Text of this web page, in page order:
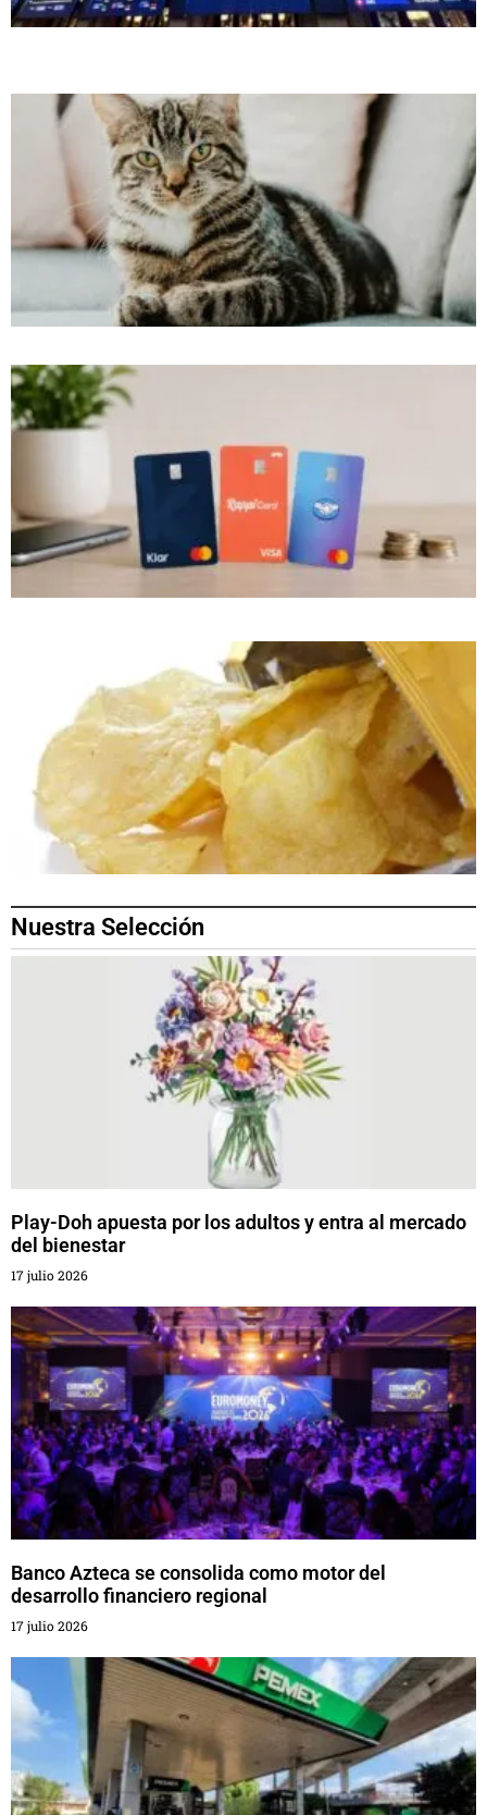
Nuestra Selección
Play-Doh apuesta por los adultos y entra al mercado
del bienestar
17 julio 2026
Banco Azteca se consolida como motor del
desarrollo financiero regional
17 julio 2026